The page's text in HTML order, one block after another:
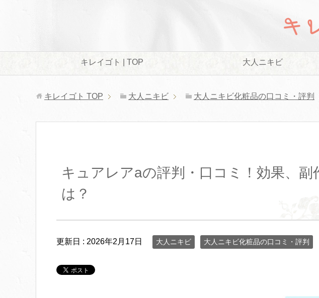
キレイゴト | TOP 大人ニキビ
キレイゴト TOP 大人ニキビ 大人ニキビ化粧品の口コミ・評判
キュアレアaの評判・口コミ！効果、副
は？
更新日 : 2026年2月17日 大人ニキビ 大人ニキビ化粧品の口コミ・評判